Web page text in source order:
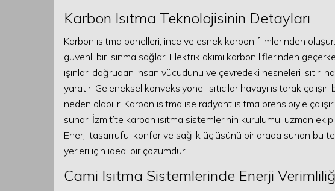
Karbon Isıtma Teknolojisinin Detayları
Karbon ısıtma panelleri, ince ve esnek karbon filmlerinden
güvenli bir ısınma sağlar. Elektrik akımı karbon liflerinden
ışınlar, doğrudan insan vücudunu ve çevredeki nesneleri ısıtır,
yaratır. Geleneksel konveksiyonel ısıtıcılar havayı ısıtarak
neden olabilir. Karbon ısıtma ise radyant ısıtma prensibiyle
sunar. İzmit’te karbon ısıtma sistemlerinin kurulumu, uzman
Enerji tasarrufu, konfor ve sağlık üçlüsünü bir arada sunan bu
yerleri için ideal bir çözümdür.
Cami Isıtma Sistemlerinde Enerji